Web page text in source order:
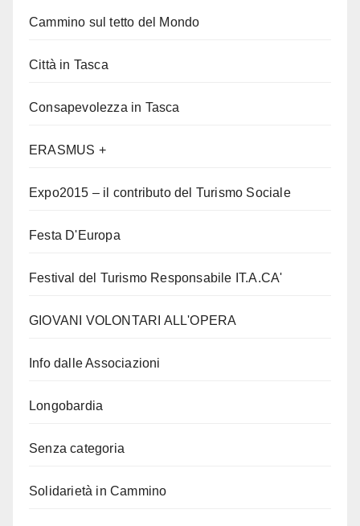
Cammino sul tetto del Mondo
Città in Tasca
Consapevolezza in Tasca
ERASMUS +
Expo2015 – il contributo del Turismo Sociale
Festa D'Europa
Festival del Turismo Responsabile IT.A.CA'
GIOVANI VOLONTARI ALL'OPERA
Info dalle Associazioni
Longobardia
Senza categoria
Solidarietà in Cammino